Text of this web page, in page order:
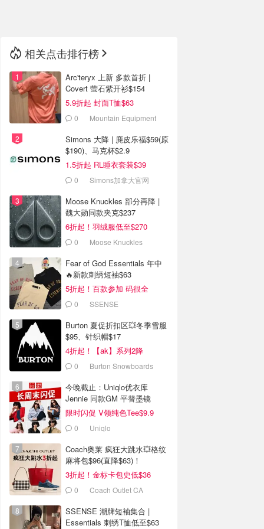
相关点击排行榜
Arc'teryx 上新 多款首折 |
Covert 萤石紫开衫$154
5.9折起 封面T恤$63
0
Mountain Equipment
Simons 大降 | 麂皮乐福$59(原
$190)、马克杯$2.9
1.5折起 RL睡衣套装$39
0 Simons加拿大官网
Moose Knuckles 部分再降 |
魏大勋同款夹克$237
6折起！羽绒服低至$270
0 Moose Knuckles
Fear of God Essentials 年中
🔥新款刺绣短袖$63
5折起！百款参加 码很全
0 SSENSE
Burton 夏促折扣区💥冬季雪服
$95、针织帽$17
4折起！【ak】系列2降
0
Burton Snowboards
今晚截止：Uniqlo优衣库
Jennie 同款GM 平替墨镜
$24.9
限时闪促 V领纯色Tee$9.9
0 Uniqlo
Coach奥莱 疯狂大跳水💥格纹
麻将包$96(直降$63)！
3折起！金标卡包史低$36
0 Coach Outlet CA
SSENSE 潮牌短袖集合 |
Essentials 刺绣T恤低至$63